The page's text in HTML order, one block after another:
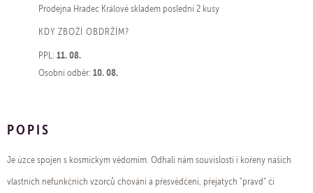
Prodejna Hradec Královéskladem poslední 2 kusy
KDY ZBOŽÍ OBDRŽÍM?
PPL: 11. 08.
Osobní odběr: 10. 08.
POPIS
Je úzce spojen s kosmickým vědomím. Odhalí nám souvislosti i kořeny našich
vlastních nefunkčních vzorců chování a přesvědčení, přejatých "pravd" či